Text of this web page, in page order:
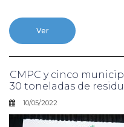
Ver
CMPC y cinco
30 toneladas de
10/05/2022